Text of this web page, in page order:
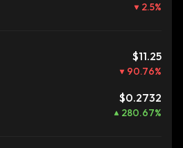
2.5%
$11.25
90.76%
$0.2732
280.67%